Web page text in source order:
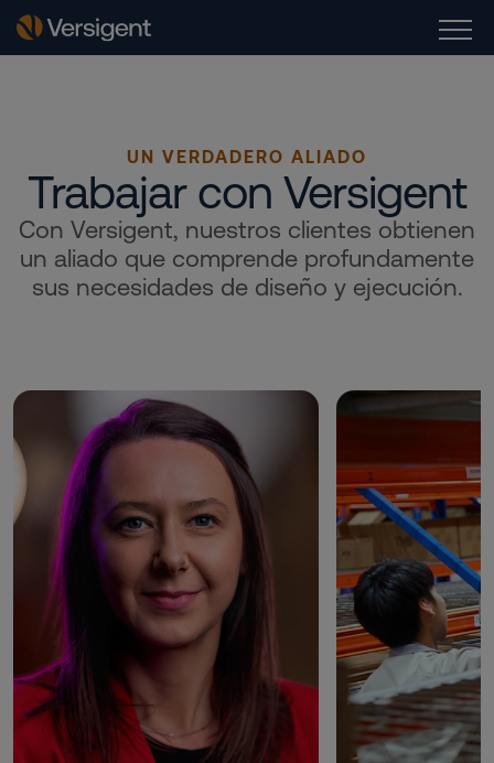
UN VERDADERO ALIADO
Trabajar con Versigent
Con Versigent, nuestros clientes obtienen
un aliado que comprende profundamente
sus necesidades de diseño y ejecución.